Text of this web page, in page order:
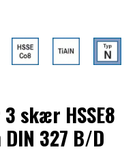
skær HSSE8
327 B/D